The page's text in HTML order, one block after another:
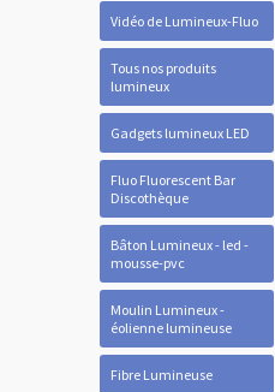
Vidéo de Lumineux-Fluo
Tous nos produits
lumineux
Gadgets lumineux LED
Fluo Fluorescent Bar
Discothèque
Bâton Lumineux - led -
mousse-pvc
Moulin Lumineux -
éolienne lumineuse
Fibre Lumineuse